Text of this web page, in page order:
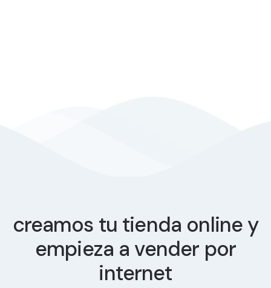
creamos tu tienda online y
empieza a vender por
internet